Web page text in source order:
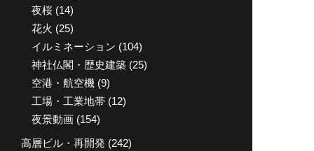
夜桜 (14)
花火 (25)
イルミネーション (104)
神社仏閣・歴史建築 (25)
空港・航空機 (9)
工場・工業地帯 (12)
夜景動画 (154)
高層ビル・再開発 (242)